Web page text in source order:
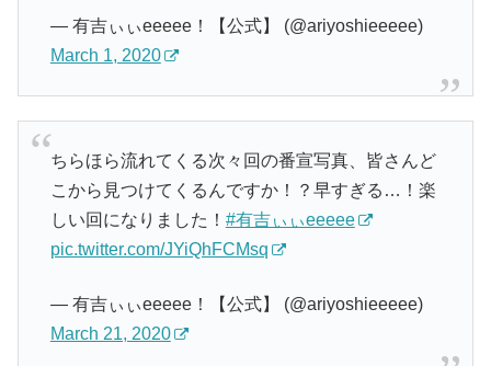
— 有吉ぃぃeeeee！【公式】 (@ariyoshieeeee)
March 1, 2020
ちらほら流れてくる次々回の番宣写真、皆さんど
こから見つけてくるんですか！？早すぎる…！楽
しい回になりました！ #有吉ぃぃeeeee
pic.twitter.com/JYiQhFCMsq
— 有吉ぃぃeeeee！【公式】 (@ariyoshieeeee)
March 21, 2020